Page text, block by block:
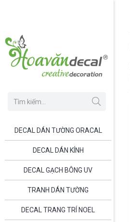
DECAL DÁN TƯỜNG ORACAL
DECAL DÁN KÍNH
DECAL GẠCH BÔNG UV
TRANH DÁN TƯỜNG
DECAL TRANG TRÍ NOEL